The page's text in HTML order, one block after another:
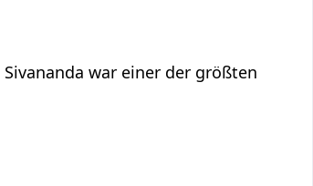
war einer der größten